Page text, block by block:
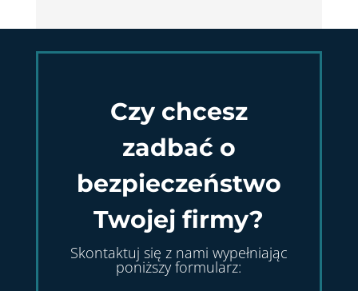
Czy chcesz
zadbać o
bezpieczeństwo
Twojej firmy?
Skontaktuj się z nami wypełniając
poniższy formularz: